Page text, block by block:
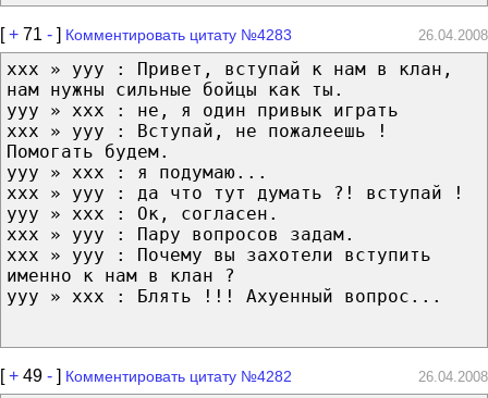
[+ 71 - ] Комментировать цитату №4283 26.04.2008
xxx » yyy : Привет, вступай к нам в клан,
нам нужны сильные бойцы как ты.
yyy » xxx : не, я один привык играть
xxx » yyy : Вступай, не пожалеешь !
Помогать будем.
yyy » xxx : я подумаю...
xxx » yyy : да что тут думать ?! вступай !
yyy » xxx : Ок, согласен.
xxx » yyy : Пару вопросов задам.
xxx » yyy : Почему вы захотели вступить
именно к нам в клан ?
yyy » xxx : Блять !!! Ахуенный вопрос...
[+ 49 - ] Комментировать цитату №4282 26.04.2008